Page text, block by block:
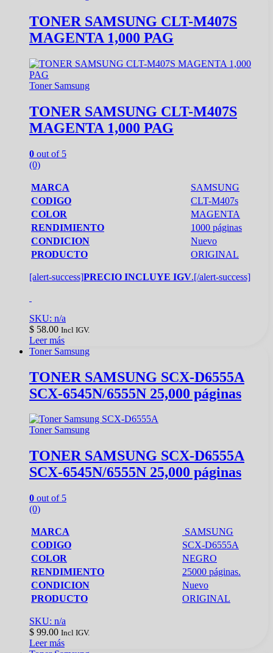
TONER SAMSUNG CLT-M407S
MAGENTA 1,000 PAG
Toner Samsung
TONER SAMSUNG CLT-M407S
MAGENTA 1,000 PAG
0 out of 5
(0)
MARCA
SAMSUNG
CODIGO
CLT-M407s
COLOR
MAGENTA
RENDIMIENTO
1000 páginas
CONDICION
Nuevo
PRODUCTO
ORIGINAL
[alert-success]PRECIO INCLUYE IGV.[/alert-success]
SKU: n/a
$ 58.00 Incl IGV.
Leer más
Toner Samsung
TONER SAMSUNG SCX-D6555A
SCX-6545N/6555N 25,000 páginas
Toner Samsung
TONER SAMSUNG SCX-D6555A
SCX-6545N/6555N 25,000 páginas
0 out of 5
(0)
MARCA
SAMSUNG
CODIGO
SCX-D6555A
COLOR
NEGRO
RENDIMIENTO
25000 páginas.
CONDICION
Nuevo
PRODUCTO
ORIGINAL
SKU: n/a
$ 99.00 Incl IGV.
Leer más